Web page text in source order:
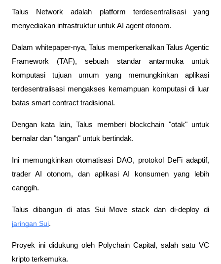
Talus Network adalah platform terdesentralisasi yang
menyediakan infrastruktur untuk AI agent otonom.
Dalam whitepaper-nya, Talus memperkenalkan Talus Agentic
Framework (TAF), sebuah standar antarmuka untuk
komputasi tujuan umum yang memungkinkan aplikasi
terdesentralisasi mengakses kemampuan komputasi di luar
batas smart contract tradisional.
Dengan kata lain, Talus memberi blockchain "otak" untuk
bernalar dan "tangan" untuk bertindak.
Ini memungkinkan otomatisasi DAO, protokol DeFi adaptif,
trader AI otonom, dan aplikasi AI konsumen yang lebih
canggih.
jaringan Sui.
Proyek ini didukung oleh Polychain Capital, salah satu VC
kripto terkemuka.